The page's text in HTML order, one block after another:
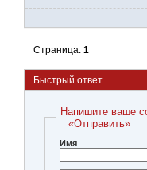
Страница:1
Быстрый ответ
Напишите ваше
«Отправить»
Имя